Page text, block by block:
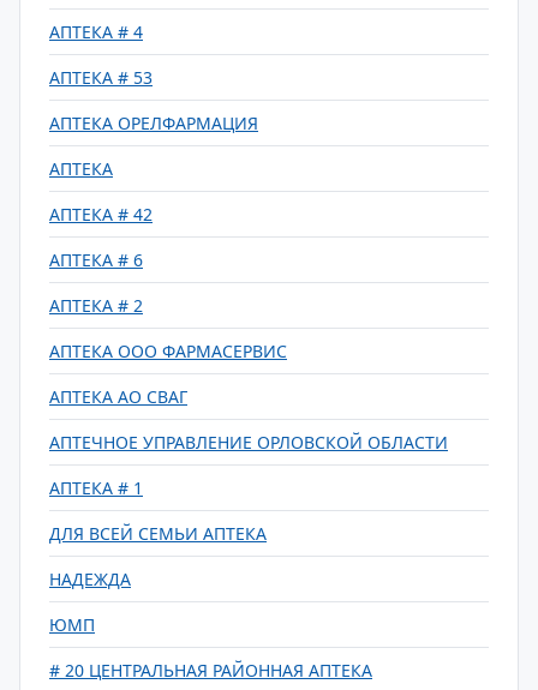
АПТЕКА # 4
АПТЕКА # 53
АПТЕКА ОРЕЛФАРМАЦИЯ
АПТЕКА
АПТЕКА # 42
АПТЕКА # 6
АПТЕКА # 2
АПТЕКА ООО ФАРМАСЕРВИС
АПТЕКА АО СВАГ
АПТЕЧНОЕ УПРАВЛЕНИЕ ОРЛОВСКОЙ ОБЛАСТИ
АПТЕКА # 1
ДЛЯ ВСЕЙ СЕМЬИ АПТЕКА
НАДЕЖДА
ЮМП
# 20 ЦЕНТРАЛЬНАЯ РАЙОННАЯ АПТЕКА